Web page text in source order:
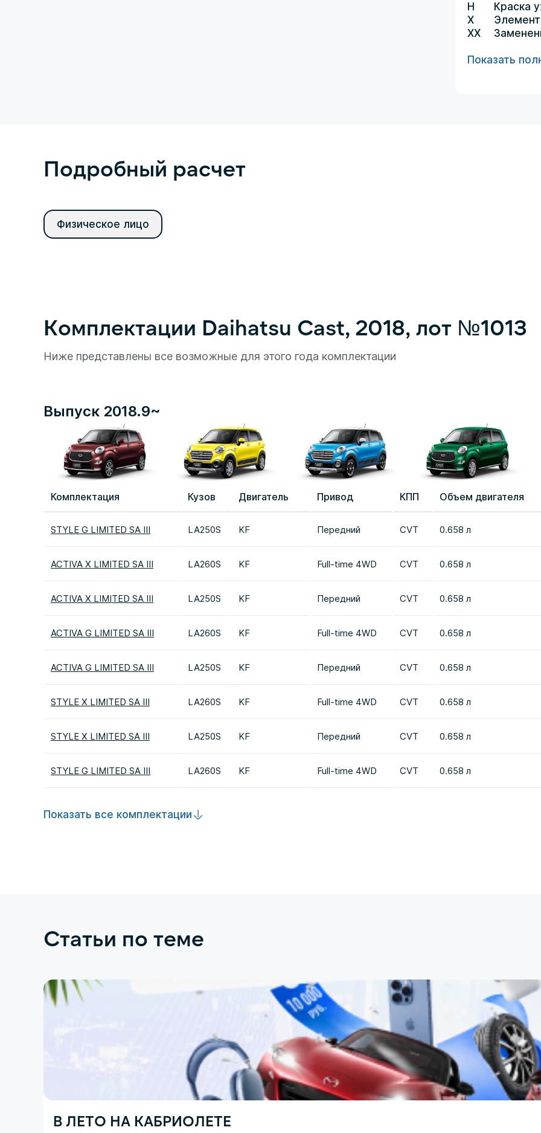
H
Краска
X
XX
Показать
Подробный расчет
Физическое лицо
Комплектации Daihatsu Cast, 2018, лот №1013
Ниже представлены все возможные для этого года комплектации
Выпуск 2018.9~
Комплектация Кузов Двигатель Привод КПП Объем двигателя
STYLE G LIMITED SA III LA250S KF Передний CVT 0.658 л
ACTIVA X LIMITED SA III LA260S KF Full-time 4WD CVT 0.658 л
ACTIVA X LIMITED SA III LA250S KF Передний CVT 0.658 л
ACTIVA G LIMITED SA III LA260S KF Full-time 4WD CVT 0.658 л
ACTIVA G LIMITED SA III LA250S KF Передний CVT 0.658 л
STYLE X LIMITED SA III LA260S KF Full-time 4WD CVT 0.658 л
STYLE X LIMITED SA III LA250S KF Передний CVT 0.658 л
STYLE G LIMITED SA III LA260S KF Full-time 4WD CVT 0.658 л
Показать все комплектации
Статьи по теме
В ЛЕТО НА КАБРИОЛЕТЕ